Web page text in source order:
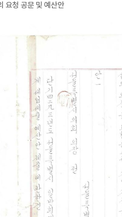
요청 공문 및 예산안